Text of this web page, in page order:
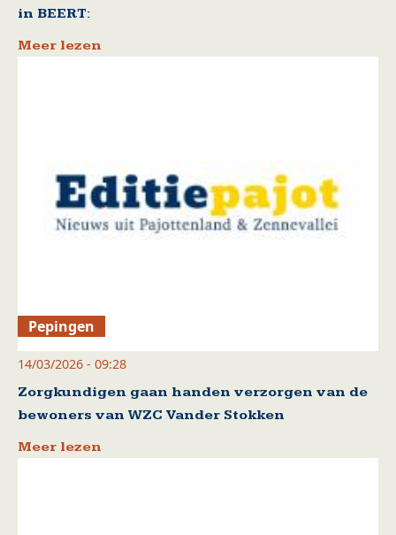
in BEERT:
Meer lezen
Pepingen
14/03/2026 - 09:28
Zorgkundigen gaan handen verzorgen van de
bewoners van WZC Vander Stokken
Meer lezen